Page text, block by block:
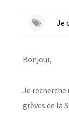
Je
Bonjour,
Je
grèves de la